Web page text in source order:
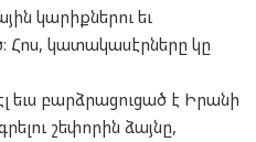
կարիքներու եւ
Հոս, կատակասէրները կը
բարձրացուցած է Իրանի
շեփորին ձայնը,